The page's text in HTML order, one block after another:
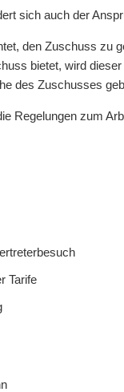
sich auch der
den Zuschuss zu
bietet, wird
des Zuschusses
Regelungen zum
Tarife